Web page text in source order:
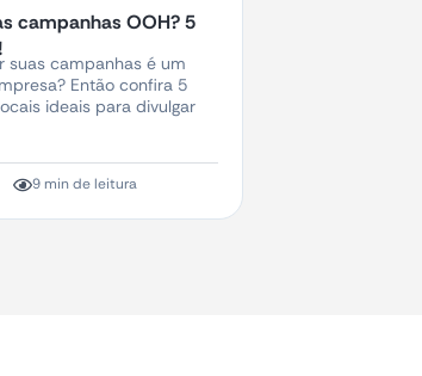
campanhas OOH? 5
suas campanhas é um
Então confira 5
ideais para divulgar
9 min de leitura